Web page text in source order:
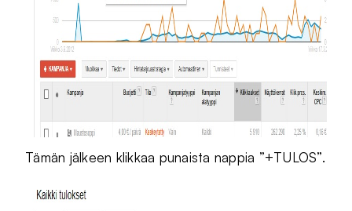
Tämän jälkeen klikkaa punaista nappia ”+TULOS”.